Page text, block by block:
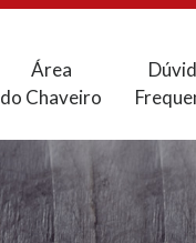
Área
do Chaveiro